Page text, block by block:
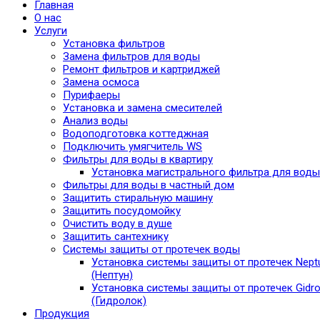
Главная
О нас
Услуги
Установка фильтров
Замена фильтров для воды
Ремонт фильтров и картриджей
Замена осмоса
Пурифаеры
Установка и замена смесителей
Анализ воды
Водоподготовка коттеджная
Подключить умягчитель WS
Фильтры для воды в квартиру
Установка магистрального фильтра для воды
Фильтры для воды в частный дом
Защитить стиральную машину
Защитить посудомойку
Очистить воду в душе
Защитить сантехнику
Системы защиты от протечек воды
Установка системы защиты от протечек
(Нептун)
Установка системы защиты от протечек
(Гидролок)
Продукция